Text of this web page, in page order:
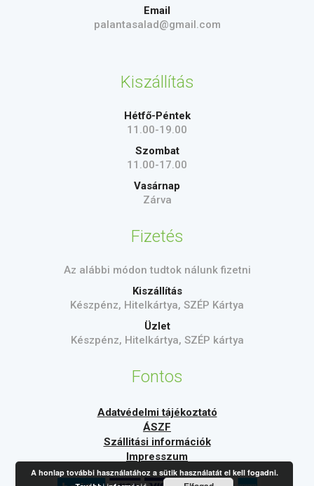
Email
palantasalad@gmail.com
Kiszállítás
Hétfő-Péntek
11.00-19.00
Szombat
11.00-17.00
Vasárnap
Zárva
Fizetés
Az alábbi módon tudtok nálunk fizetni
Kiszállítás
Készpénz, Hitelkártya, SZÉP Kártya
Üzlet
Készpénz, Hitelkártya, SZÉP kártya
Fontos
Adatvédelmi tájékoztató
ÁSZF
Szállitási információk
Impresszum
A honlap további használatához a sütik használatát el kell fogadni.